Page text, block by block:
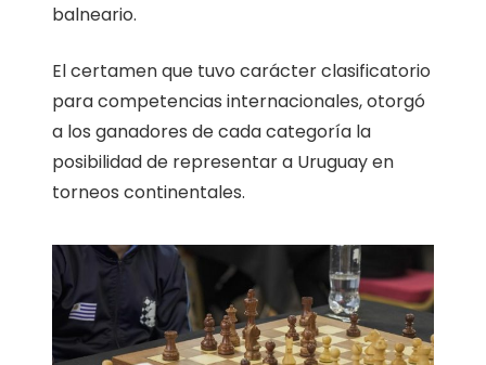
balneario.
El certamen que tuvo carácter clasificatorio
para competencias internacionales, otorgó
a los ganadores de cada categoría la
posibilidad de representar a Uruguay en
torneos continentales.